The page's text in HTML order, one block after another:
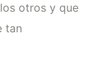
otros y que
tan